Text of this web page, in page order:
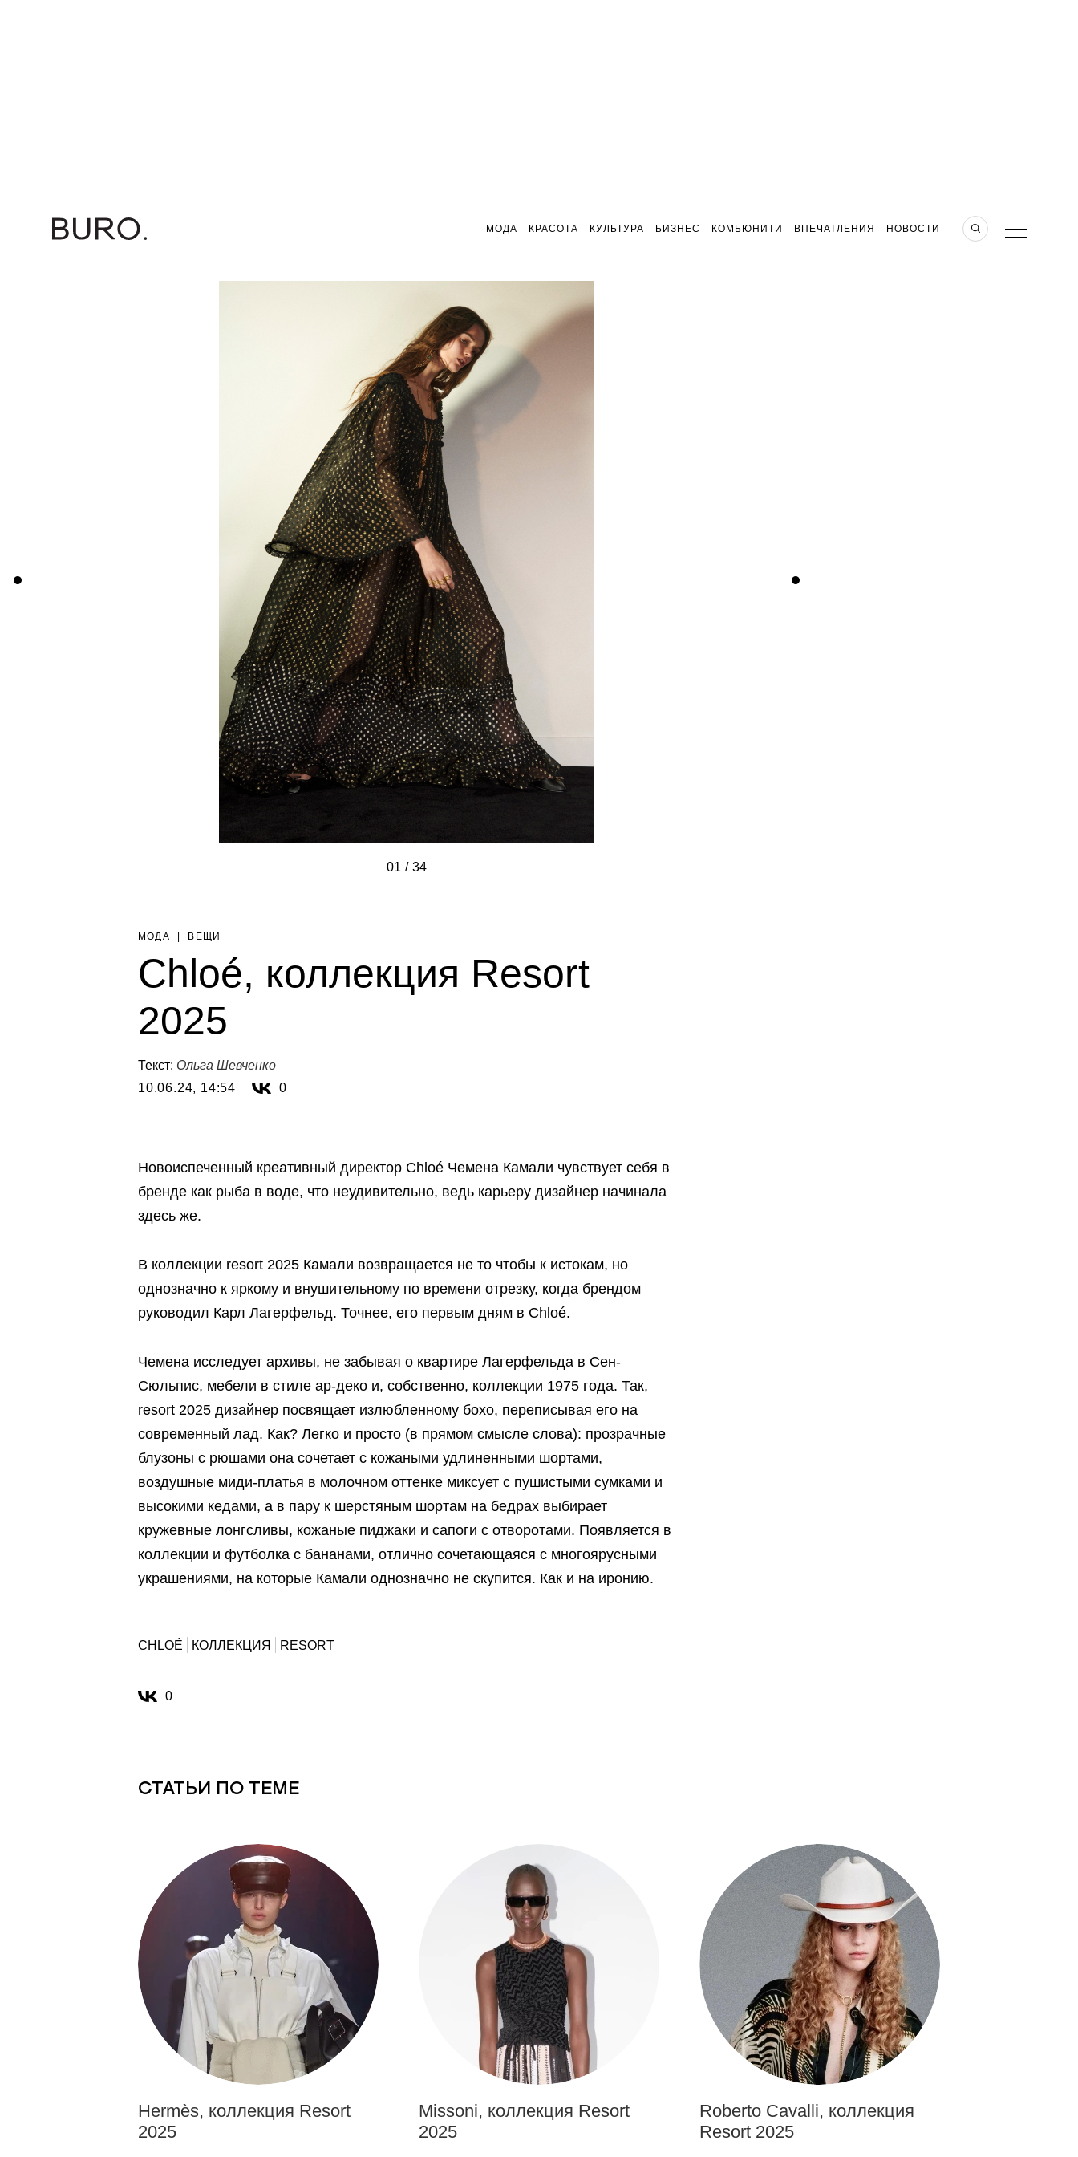
МОДА КРАСОТА КУЛЬТУРА БИЗНЕС КОМЬЮНИТИ ВПЕЧАТЛЕНИЯ НОВОСТИ
01 / 34
/////////
////////////////////////
МОДА ВЕЩИ
Chloé, коллекция Resort
2025
Текст: Ольга Шевченко
10.06.24, 14:54
0
Новоиспеченный креативный директор Chloé Чемена Камали чувствует себя в
бренде как рыба в воде, что неудивительно, ведь карьеру дизайнер начинала
здесь же.
В коллекции resort 2025 Камали возвращается не то чтобы к истокам, но
однозначно к яркому и внушительному по времени отрезку, когда брендом
руководил Карл Лагерфельд. Точнее, его первым дням в Chloé.
Чемена исследует архивы, не забывая о квартире Лагерфельда в Сен-
Сюльпис, мебели в стиле ар-деко и, собственно, коллекции 1975 года. Так,
resort 2025 дизайнер посвящает излюбленному бохо, переписывая его на
современный лад. Как? Легко и просто (в прямом смысле слова): прозрачные
блузоны с рюшами она сочетает с кожаными удлиненными шортами,
воздушные миди-платья в молочном оттенке миксует с пушистыми сумками и
высокими кедами, а в пару к шерстяным шортам на бедрах выбирает
кружевные лонгсливы, кожаные пиджаки и сапоги с отворотами. Появляется в
коллекции и футболка с бананами, отлично сочетающаяся с многоярусными
украшениями, на которые Камали однозначно не скупится. Как и на иронию.
CHLOÉ КОЛЛЕКЦИЯ RESORT
0
СТАТЬИ ПО ТЕМЕ
Hermès, коллекция Resort
2025
Missoni, коллекция Resort
2025
Roberto Cavalli, коллекция
Resort 2025